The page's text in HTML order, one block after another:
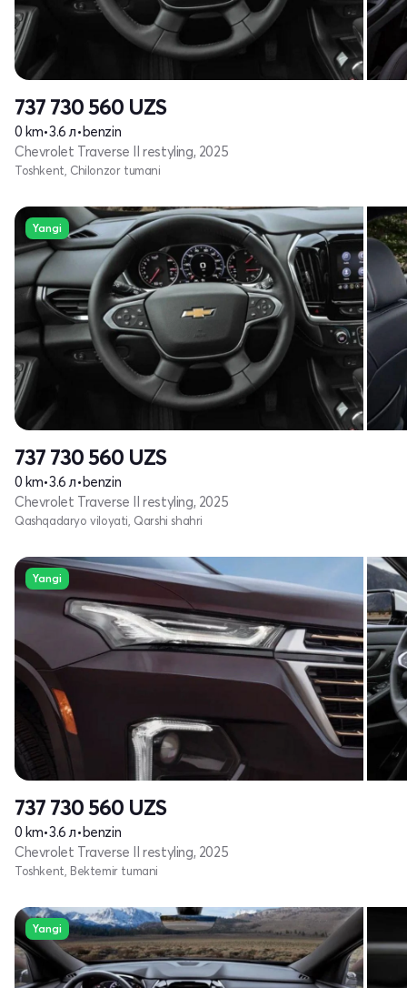
737 730 560 UZS
0 km•3.6 л•benzin
Chevrolet Traverse II restyling, 2025
Toshkent, Chilonzor tumani
Yangi
737 730 560 UZS
0 km•3.6 л•benzin
Chevrolet Traverse II restyling, 2025
Qashqadaryo viloyati, Qarshi shahri
Yangi
737 730 560 UZS
0 km•3.6 л•benzin
Chevrolet Traverse II restyling, 2025
Toshkent, Bektemir tumani
Yangi